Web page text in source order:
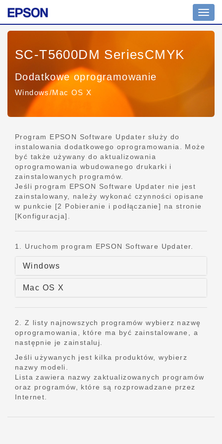
SC-T5600DM SeriesCMYK
Dodatkowe oprogramowanie
Windows/Mac OS X
Program EPSON Software Updater służy do
instalowania dodatkowego oprogramowania. Może
być także używany do aktualizowania
oprogramowania wbudowanego drukarki i
zainstalowanych programów.
Jeśli program EPSON Software Updater nie jest
zainstalowany, należy wykonać czynności opisane
w punkcie [2 Pobieranie i podłączanie] na stronie
[Konfiguracja].
1. Uruchom program EPSON Software Updater.
Windows
Mac OS X
2. Z listy najnowszych programów wybierz nazwę
oprogramowania, które ma być zainstalowane, a
następnie je zainstaluj.
Jeśli używanych jest kilka produktów, wybierz
nazwy modeli.
Lista zawiera nazwy zaktualizowanych programów
oraz programów, które są rozprowadzane przez
Internet.